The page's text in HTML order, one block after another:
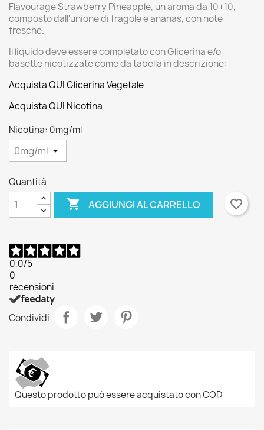
Flavourage Strawberry Pineapple, un aroma da 10+10,
composto dall'unione di fragole e ananas, con note
fresche.
Il liquido deve essere completato con Glicerina e/o
basette nicotizzate come da tabella in descrizione:
Acquista QUI Glicerina Vegetale
Acquista QUI Nicotina
Nicotina: 0mg/ml
Quantità
 AGGIUNGI AL CARRELLO favorite_border
0,0/5
0
recensioni
Condividi
Questo prodotto può essere acquistato con COD